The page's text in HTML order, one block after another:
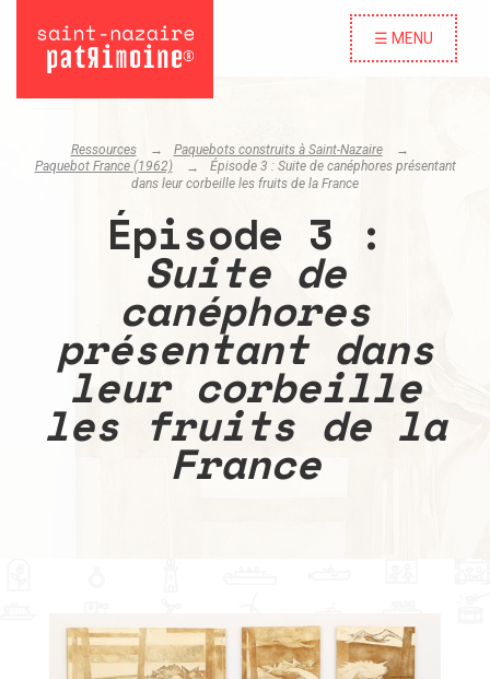
☰ MENU
Ressources
Paquebots construits à Saint-Nazaire
Paquebot France (1962)
Épisode 3 : Suite de canéphores présentant
dans leur corbeille les fruits de la France
Épisode 3 :
Suite de
canéphores
présentant dans
leur corbeille
les fruits de la
France